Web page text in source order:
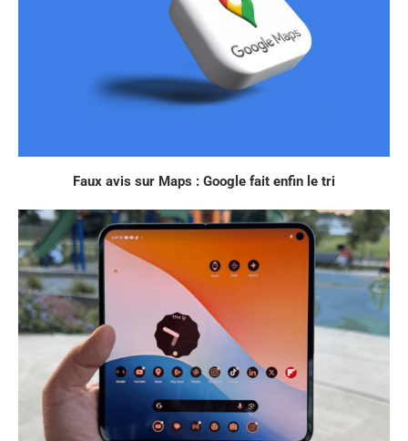
Faux avis sur Maps : Google fait enfin le tri